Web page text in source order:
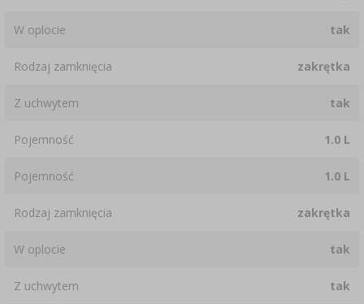
W oplocie tak
Rodzaj zamknięcia zakrętka
Z uchwytem tak
Pojemność 1.0 L
Pojemność 1.0 L
Rodzaj zamknięcia zakrętka
W oplocie tak
Z uchwytem tak